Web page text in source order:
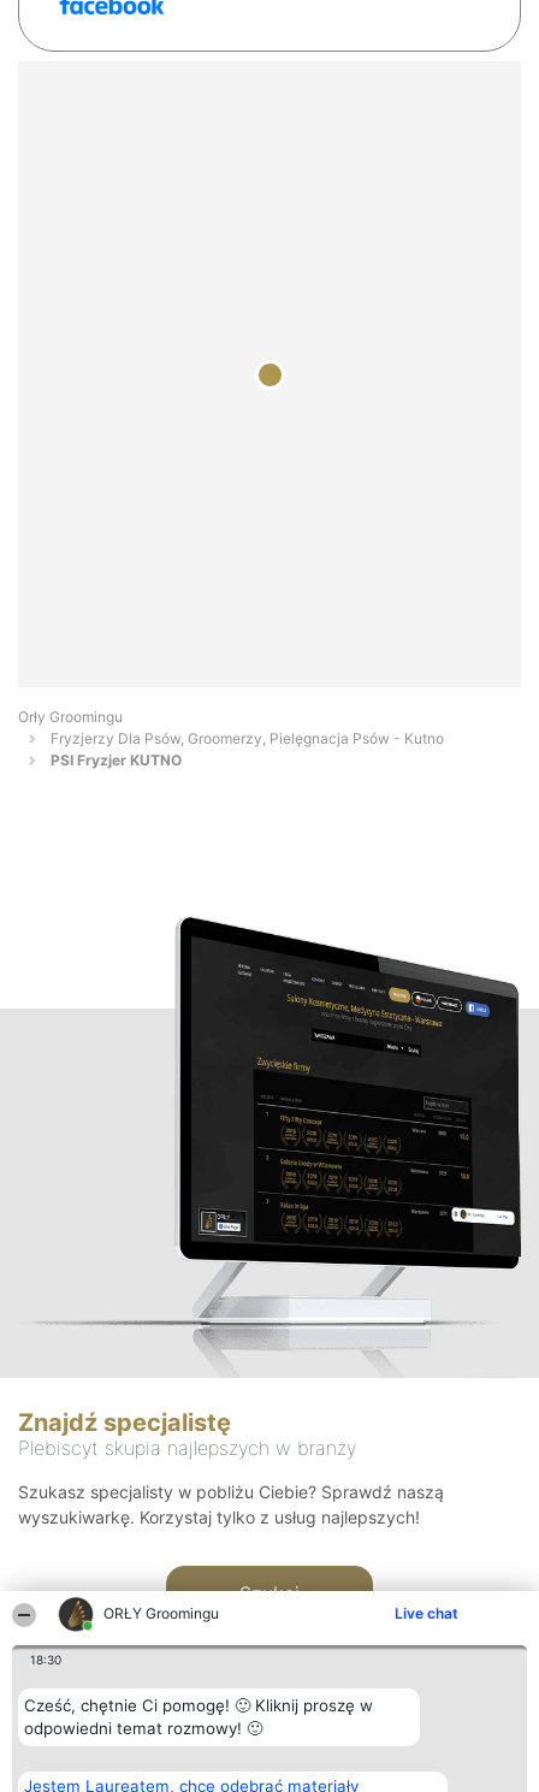
ORŁY Groomingu Live chat
18:30
Cześć, chętnie Ci pomogę! 🙂 Kliknij proszę w
odpowiedni temat rozmowy! 🙂
Jestem Laureatem, chcę odebrać materiały
Orły Groomingu
Fryzjerzy Dla Psów, Groomerzy, Pielęgnacja Psów - Kutno
PSI Fryzjer KUTNO
Znajdź specjalistę
Plebiscyt skupia najlepszych w branży
Szukasz specjalisty w pobliżu Ciebie? Sprawdź naszą
wyszukiwarkę. Korzystaj tylko z usług najlepszych!
Szukaj
Organizator plebiscytu
Bright Side Solutions sp. z o.
Plebiscyt
Laureaci
Kontakt
Kontakt